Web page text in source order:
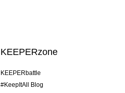
KEEPERzone
KEEPERbattle
#KeepItAll Blog